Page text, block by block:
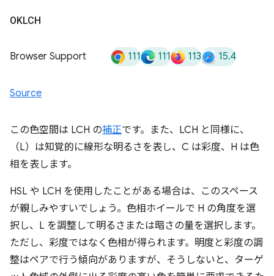
OKLCH
Browser Support 111 111 113 15.4
Source
この色空間は LCH の補正です。また、LCH と同様に、
（L）は知覚的に線形な明るさを表し、C は彩度、H は色
相を表します。
HSL や LCH を使用したことがある場合は、このスペース
が親しみやすいでしょう。色相ホイールで H の角度を選
択し、L を調整して明るさまたは暗さの量を選択します。
ただし、彩度ではなく色相が得られます。明度と彩度の調
整はペアで行う傾向がありますが、そうしないと、ターゲ